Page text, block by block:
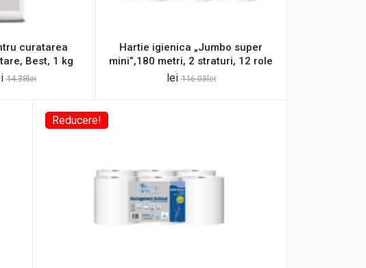
curatarea
Best, 1 kg
14.38lei
Hartie igienica „Jumbo super
mini”,180 metri, 2 straturi, 12 role
lei 116.03lei
Reducere!